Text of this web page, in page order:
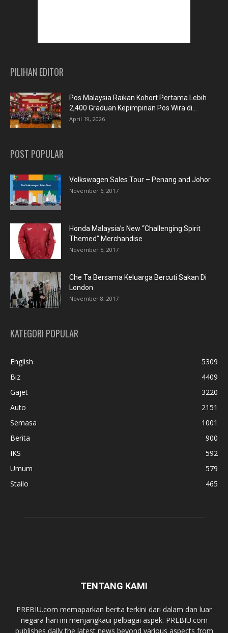
PILIHAN EDITOR
Pos Malaysia Raikan Kohort Pertama Lebih
2,400 Graduan Kepimpinan Pos Wira di...
April 19, 2026
POST POPULAR
Volkswagen Sales Tour – Penang and Johor
November 6, 2017
Honda Malaysia’s New “Challenging Spirit
Themed” Merchandise
November 5, 2017
Che Ta Bersama Keluarga Bercuti Sakan Di
London
November 8, 2017
KATEGORI POPULAR
English
5309
Biz
4409
Gajet
3220
Auto
2151
Semasa
1001
Berita
900
IKS
592
Umum
579
Stailo
465
TENTANG KAMI
PREBIU.com memaparkan berita terkini dari dalam dan luar
negara hari ini menjangkaui pelbagai aspek. PREBIU.com
publishes daily the latest news beyond various aspects from